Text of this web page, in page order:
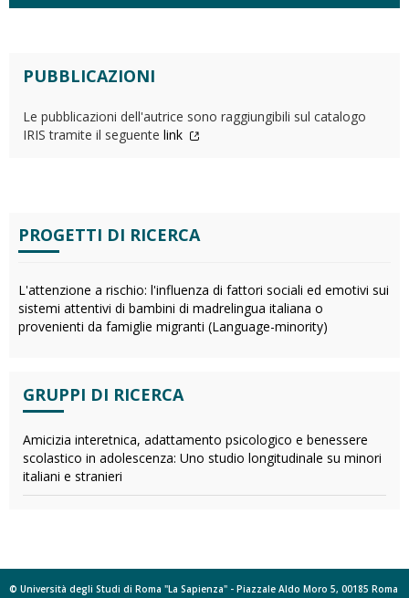
PUBBLICAZIONI
Le pubblicazioni dell'autrice sono raggiungibili sul catalogo
IRIS tramite il seguente link
PROGETTI DI RICERCA
L'attenzione a rischio: l'influenza di fattori sociali ed emotivi sui
sistemi attentivi di bambini di madrelingua italiana o
provenienti da famiglie migranti (Language-minority)
GRUPPI DI RICERCA
Amicizia interetnica, adattamento psicologico e benessere
scolastico in adolescenza: Uno studio longitudinale su minori
italiani e stranieri
© Università degli Studi di Roma "La Sapienza" - Piazzale Aldo Moro 5, 00185 Roma